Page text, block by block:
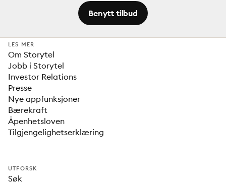
Benytt tilbud
LES MER
Om Storytel
Jobb i Storytel
Investor Relations
Presse
Nye appfunksjoner
Bærekraft
Åpenhetsloven
Tilgjengelighetserklæring
UTFORSK
Søk